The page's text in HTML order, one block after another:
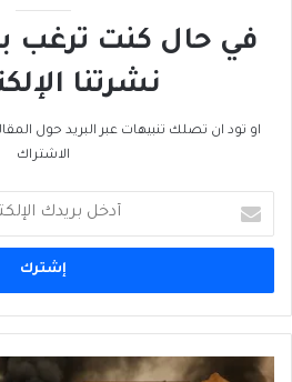
في حال كنت ترغب
نشرتنا
او تود ان تصلك تنبيهات عبر البريد حول
الاشتراك
بريدك
الإلكتروني